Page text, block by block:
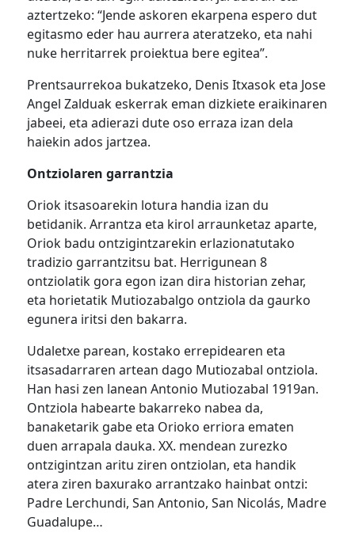
aztertzeko: “Jende askoren ekarpena espero dut
egitasmo eder hau aurrera ateratzeko, eta nahi
nuke herritarrek proiektua bere egitea”.
Prentsaurrekoa bukatzeko, Denis Itxasok eta Jose
Angel Zalduak eskerrak eman dizkiete eraikinaren
jabeei, eta adierazi dute oso erraza izan dela
haiekin ados jartzea.
Ontziolaren garrantzia
Oriok itsasoarekin lotura handia izan du
betidanik. Arrantza eta kirol arraunketaz aparte,
Oriok badu ontzigintzarekin erlazionatutako
tradizio garrantzitsu bat. Herrigunean 8
ontziolatik gora egon izan dira historian zehar,
eta horietatik Mutiozabalgo ontziola da gaurko
egunera iritsi den bakarra.
Udaletxe parean, kostako errepidearen eta
itsasadarraren artean dago Mutiozabal ontziola.
Han hasi zen lanean Antonio Mutiozabal 1919an.
Ontziola habearte bakarreko nabea da,
banaketarik gabe eta Orioko erriora ematen
duen arrapala dauka. XX. mendean zurezko
ontzigintzan aritu ziren ontziolan, eta handik
atera ziren baxurako arrantzako hainbat ontzi:
Padre Lerchundi, San Antonio, San Nicolás, Madre
Guadalupe…